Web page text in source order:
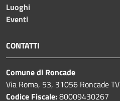
Luoghi
Eventi
CONTATTI
Comune di Roncade
Via Roma, 53, 31056 Roncade TV
Codice Fiscale:80009430267